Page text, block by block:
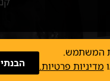
נגישותחיוב חופשי
המשתמש.
מדיניות פרטיות. הבנתי